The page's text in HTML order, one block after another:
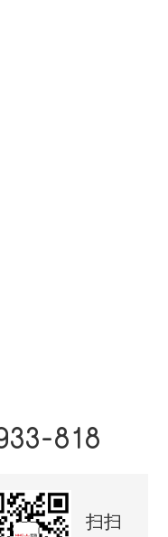
818
扫扫